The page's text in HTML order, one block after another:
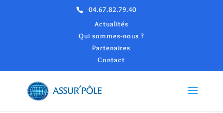
04.67.82.79.40
Actualités
Qui sommes-nous ?
Partenaires
Contact